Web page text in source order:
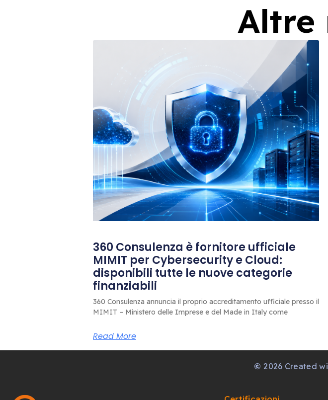
Altre
360 Consulenza è fornitore ufficiale
MIMIT per Cybersecurity e Cloud:
disponibili tutte le nuove categorie
finanziabili
360 Consulenza annuncia il proprio accreditamento ufficiale presso il
MIMIT – Ministero delle Imprese e del Made in Italy come
Read More
© 2026 Created